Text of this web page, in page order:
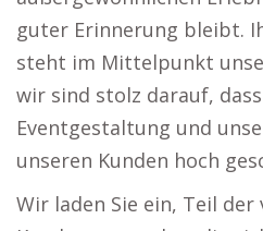
guter Erinnerung bleibt.
steht im Mittelpunkt
wir sind stolz darauf,
Eventgestaltung und
unseren Kunden hoch
Wir laden Sie ein, Teil